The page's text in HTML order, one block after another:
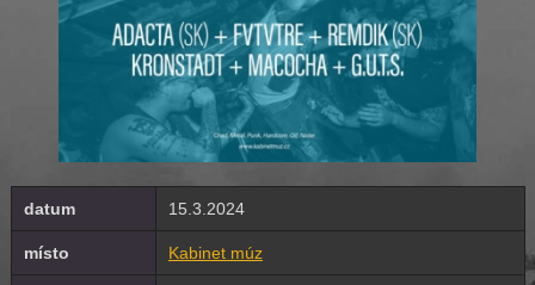
datum 15.3.2024
místo Kabinet múz